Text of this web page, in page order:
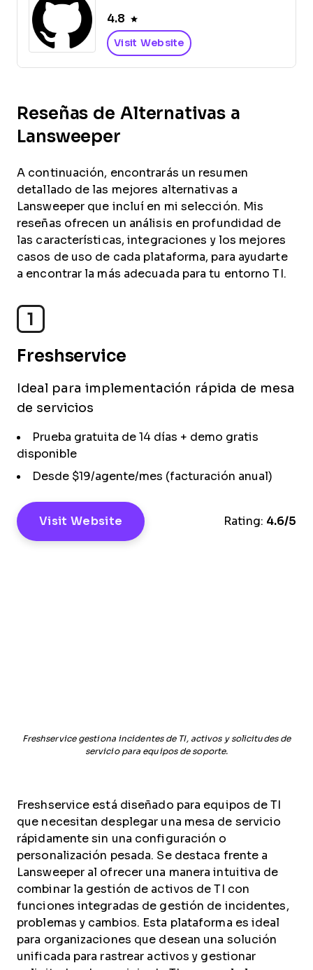
4.8
Visit Website
Reseñas de Alternativas a
Lansweeper
A continuación, encontrarás un resumen
detallado de las mejores alternativas a
Lansweeper que incluí en mi selección. Mis
reseñas ofrecen un análisis en profundidad de
las características, integraciones y los mejores
casos de uso de cada plataforma, para ayudarte
a encontrar la más adecuada para tu entorno TI.
1
Freshservice
Ideal para implementación rápida de mesa
de servicios
Prueba gratuita de 14 días + demo gratis
disponible
Desde $19/agente/mes (facturación anual)
Visit Website Rating: 4.6/5
Freshservice gestiona incidentes de TI, activos y solicitudes de
servicio para equipos de soporte.
Freshservice está diseñado para equipos de TI
que necesitan desplegar una mesa de servicio
rápidamente sin una configuración o
personalización pesada. Se destaca frente a
Lansweeper al ofrecer una manera intuitiva de
combinar la gestión de activos de TI con
funciones integradas de gestión de incidentes,
problemas y cambios. Esta plataforma es ideal
para organizaciones que desean una solución
unificada para rastrear activos y gestionar